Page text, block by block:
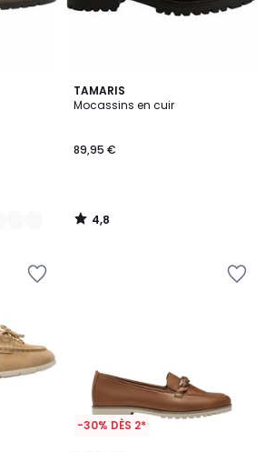
TAMARIS
Mocassins en cuir
89,95 €
4,8
/ 5
4,8
/
-30% DÈS 2*